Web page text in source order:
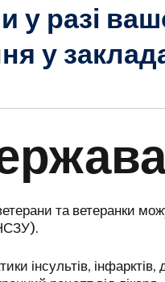
разі
у
та ветеранки
інсультів,